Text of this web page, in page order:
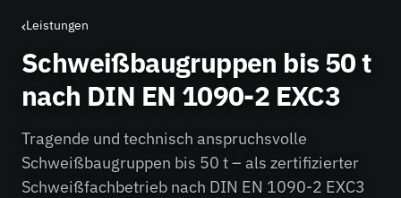
Leistungen
Schweißbaugruppen bis 50 t
nach DIN EN 1090-2 EXC3
Tragende und technisch anspruchsvolle
Schweißbaugruppen bis 50 t – als zertifizierter
Schweißfachbetrieb nach DIN EN 1090-2 EXC3